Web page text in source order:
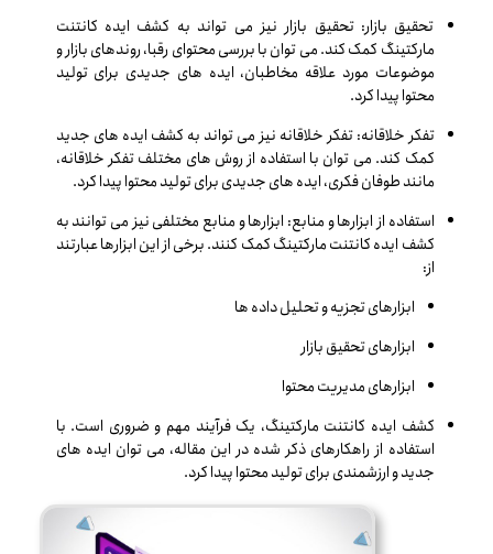
تحقیق بازار: تحقیق بازار نیز می تواند به کشف ایده کانتنت
مارکتینگ کمک کند. می توان با بررسی محتوای رقبا، روندهای بازار و
موضوعات مورد علاقه مخاطبان، ایده های جدیدی برای تولید
محتوا پیدا کرد.
تفکر خلاقانه: تفکر خلاقانه نیز می تواند به کشف ایده های جدید
کمک کند. می توان با استفاده از روش های مختلف تفکر خلاقانه،
مانند طوفان فکری، ایده های جدیدی برای تولید محتوا پیدا کرد.
استفاده از ابزارها و منابع: ابزارها و منابع مختلفی نیز می توانند به
کشف ایده کانتنت مارکتینگ کمک کنند. برخی از این ابزارها عبارتند
از:
ابزارهای تجزیه و تحلیل داده ها
ابزارهای تحقیق بازار
ابزارهای مدیریت محتوا
کشف ایده کانتنت مارکتینگ، یک فرآیند مهم و ضروری است. با
استفاده از راهکارهای ذکر شده در این مقاله، می توان ایده های
جدید و ارزشمندی برای تولید محتوا پیدا کرد.